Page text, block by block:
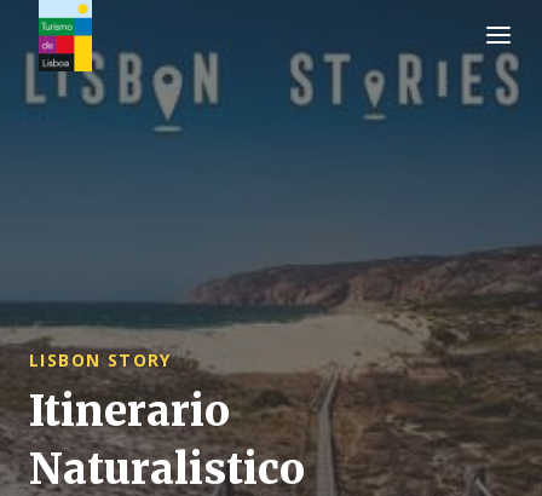
Logo di Turismo de Lisboa
LISBON STORY
Itinerario
Naturalistico